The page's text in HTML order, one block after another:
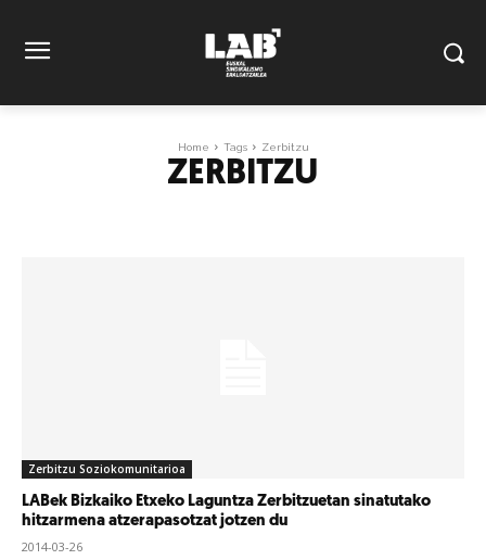
Home Tags Zerbitzu
ZERBITZU
Zerbitzu Soziokomunitarioa
LABek Bizkaiko Etxeko Laguntza Zerbitzuetan sinatutako
hitzarmena atzerapasotzat jotzen du
2014-03-26